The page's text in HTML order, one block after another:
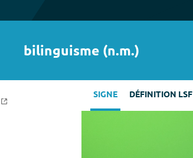
bilinguisme (n.m.)
SIGNE DÉFINITION LSF